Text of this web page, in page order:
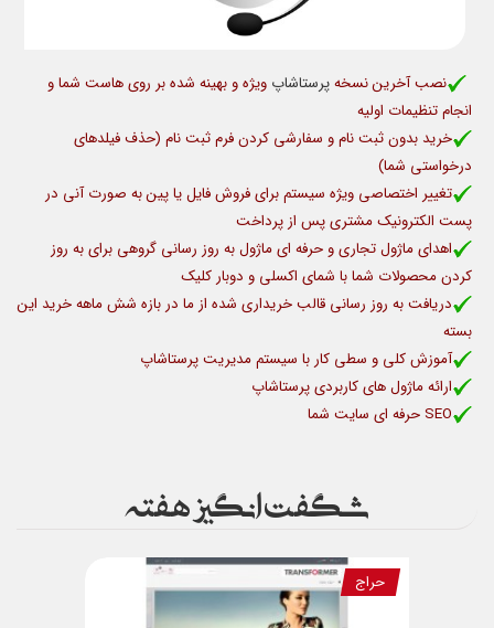
نصب آخرين نسخهپرستاشاپ ويژه و بهينه شده بر روي هاست شما و
انجام تنظيمات اوليه
خريد بدون ثبت نام و سفارشي كردن فرم ثبت نام (حذف فيلدهاي
درخواستی شما)
تغيير اختصاصی ویژه سيستم برای فروش فايل يا پين به صورت آني در
پست الكترونيك مشتری پس از پرداخت
اهدای ماژول تجاری و حرفه ای ماژول به روز رسانی گروهی برای به روز
کردن محصولات شما با شمای اکسلی و دوبار کلیک
دریافت به روز رسانی قالب خریداری شده از ما در بازه شش ماهه خرید این
بسته
آموزش کلی و سطی کار با سیستم مدیریت پرستاشاپ
ارائه ماژول های كاربردی پرستاشاپ
SEO حرفه ای سايت شما
شگفت انگیز هفته
حراج